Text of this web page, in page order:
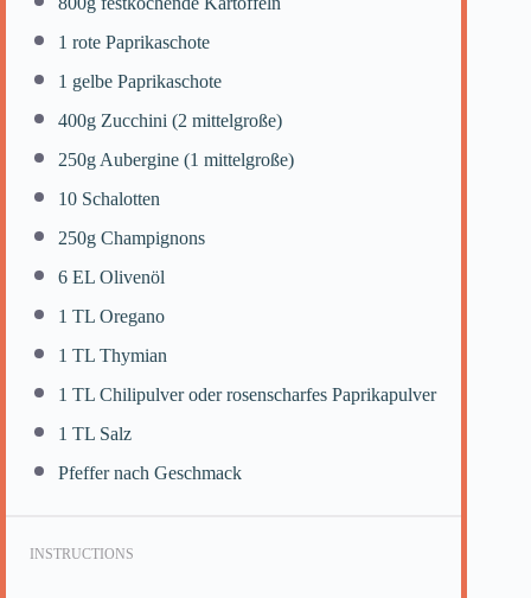
1 rote Paprikaschote
1 gelbe Paprikaschote
400g Zucchini (2 mittelgroße)
250g Aubergine (1 mittelgroße)
10 Schalotten
250g Champignons
6 EL Olivenöl
1 TL Oregano
1 TL Thymian
1 TL Chilipulver oder rosenscharfes Paprikapulver
1 TL Salz
Pfeffer nach Geschmack
INSTRUCTIONS